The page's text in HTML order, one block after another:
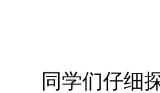
同学们仔细